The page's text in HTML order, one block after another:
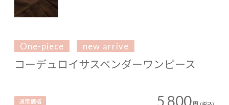
One-piece new arrive
コーデュロイサスペンダーワンピース
通常価格 5,800